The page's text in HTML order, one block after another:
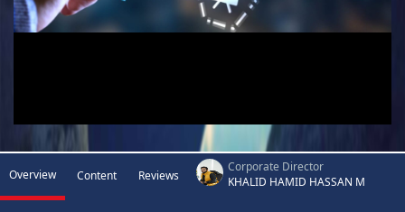
Overview Content Reviews
Corporate Director
KHALID HAMID HASSAN M